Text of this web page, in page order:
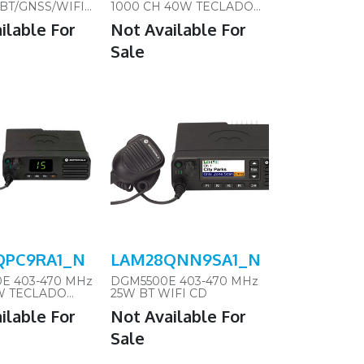
GNSS/WIFI
For
1000 CH 40W TECLADO
Not Available For
Sale
403-470 MHz
TECLADO
For
LAM28QNN9SA1_N
DGM5500E 403-470 MHz
25W BT WIFI CD
Not Available For
Sale